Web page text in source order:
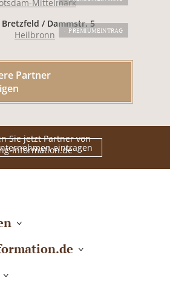
Mittelmark
PREMIUMEINTRAG
Bretzfeld / Dammstr. 5
Heilbronn
Partner
eintragen